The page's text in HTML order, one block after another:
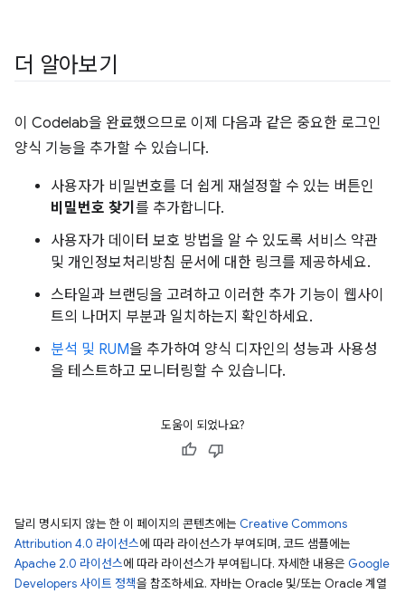
더 알아보기
이 Codelab을 완료했으므로 이제 다음과 같은 중요한 로그인
양식 기능을 추가할 수 있습니다.
사용자가 비밀번호를 더 쉽게 재설정할 수 있는 버튼인
비밀번호 찾기 를 추가합니다.
사용자가 데이터 보호 방법을 알 수 있도록 서비스 약관
및 개인정보처리방침 문서에 대한 링크를 제공하세요.
스타일과 브랜딩을 고려하고 이러한 추가 기능이 웹사이
트의 나머지 부분과 일치하는지 확인하세요.
분석 및 RUM을 추가하여 양식 디자인의 성능과 사용성
을 테스트하고 모니터링할 수 있습니다.
도움이 되었나요?
달리 명시되지 않는 한 이 페이지의 콘텐츠에는 Creative Commons
Attribution 4.0 라이선스에 따라 라이선스가 부여되며, 코드 샘플에는
Apache 2.0 라이선스에 따라 라이선스가 부여됩니다. 자세한 내용은 Google
Developers 사이트 정책을 참조하세요. 자바는 Oracle 및/또는 Oracle 계열